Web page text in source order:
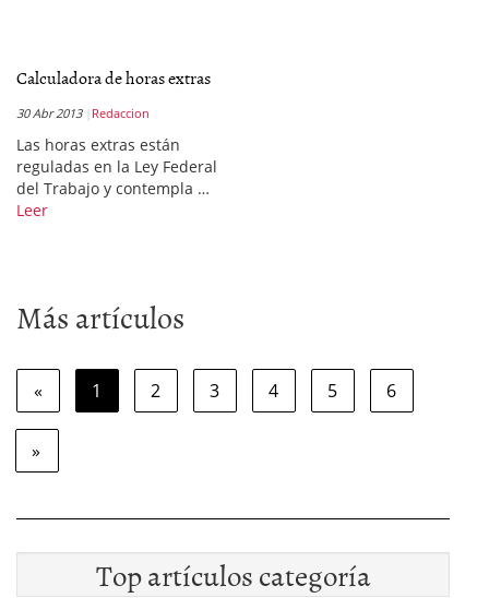
Calculadora de horas extras
30 Abr 2013 Redaccion
Las horas extras están
reguladas en la Ley Federal
del Trabajo y contempla …
Leer
Más artículos
« 1 2 3 4 5 6
»
Top artículos categoría